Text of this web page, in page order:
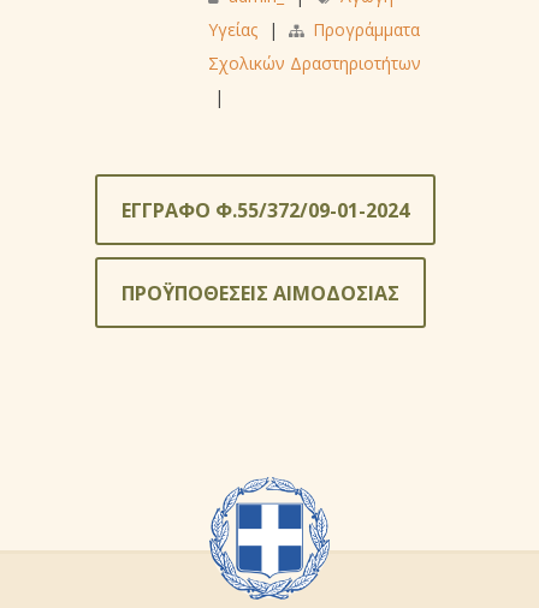
Υγείας
|
Προγράμματα
Σχολικών Δραστηριοτήτων
|
ΕΓΓΡΑΦΟ Φ.55/372/09-01-2024
ΠΡΟΫΠΟΘΕΣΕΙΣ ΑΙΜΟΔΟΣΙΑΣ